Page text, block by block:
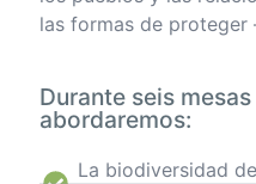
las formas de
Durante seis
abordaremos:
La biodiversidad